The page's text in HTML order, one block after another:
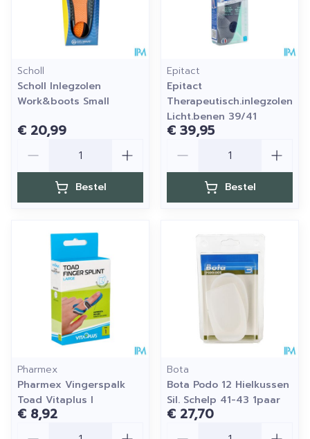
Scholl
Scholl Inlegzolen
Work&boots Small
€ 20,99
Bestel
Epitact
Epitact
Therapeutisch.inlegzolen
Licht.benen 39/41
€ 39,95
Bestel
Pharmex
Pharmex Vingerspalk
Toad Vitaplus l
€ 8,92
Bota
Bota Podo 12 Hielkussen
Sil. Schelp 41-43 1paar
€ 27,70